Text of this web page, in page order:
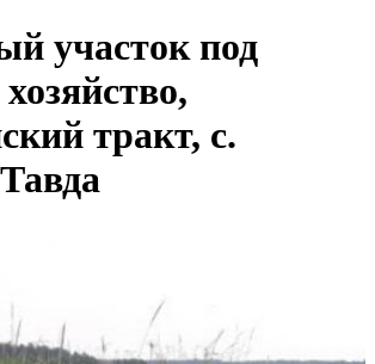
участок под
тракт, с.